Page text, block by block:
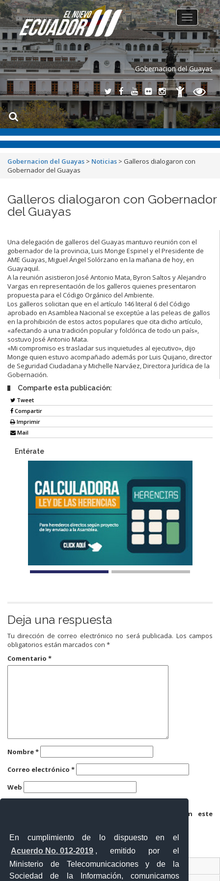
En cumplimiento de lo dispuesto en el
Acuerdo No. 012-2019 , emitido por el
Ministerio de Telecomunicaciones y de la
Sociedad de la Información, comunicamos
Gobernacion del Guayas
Toggle
navigation
Gobernacion del Guayas > Noticias > Galleros dialogaron con
Gobernador del Guayas
Galleros dialogaron con Gobernador
del Guayas
Una delegación de galleros del Guayas mantuvo reunión con el
gobernador de la provincia, Luis Monge Espinel y el Presidente de
AME Guayas, Miguel Ángel Solórzano en la mañana de hoy, en
Guayaquil.
A la reunión asistieron José Antonio Mata, Byron Saltos y Alejandro
Vargas en representación de los galleros quienes presentaron
propuesta para el Código Orgánico del Ambiente.
Los galleros solicitan que en el artículo 146 literal 6 del Código
aprobado en Asamblea Nacional se exceptúe a las peleas de gallos
en la prohibición de estos actos populares que cita dicho artículo,
«afectando a una tradición popular y folclórica de todo un país»,
sostuvo José Antonio Mata.
«Mi compromiso es trasladar sus inquietudes al ejecutivo», dijo
Monge quien estuvo acompañado además por Luis Quijano, director
de Seguridad Ciudadana y Michelle Narváez, Directora Jurídica de la
Gobernación.
Comparte esta publicación:
Tweet
Compartir
Imprimir
Mail
Entérate
Deja una respuesta
Tu dirección de correo electrónico no será publicada. Los campos
obligatorios están marcados con *
Comentario *
Nombre*
Correo electrónico *
Web
Guarda mi nombre, correo electrónico y web en este
Ventanilla Única Virtual